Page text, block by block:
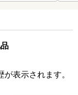
表示されます。